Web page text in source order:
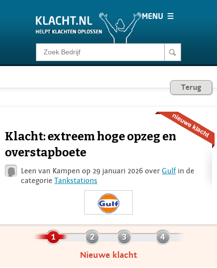
Klacht melden
Consumentenrecht
Voor Bedrijven
Login
Terug
Klacht: extreem hoge opzeg en
overstapboete
Leen van Kampen op 29 januari 2026 overGulfin de
categorie Tankstations
Nieuwe klacht